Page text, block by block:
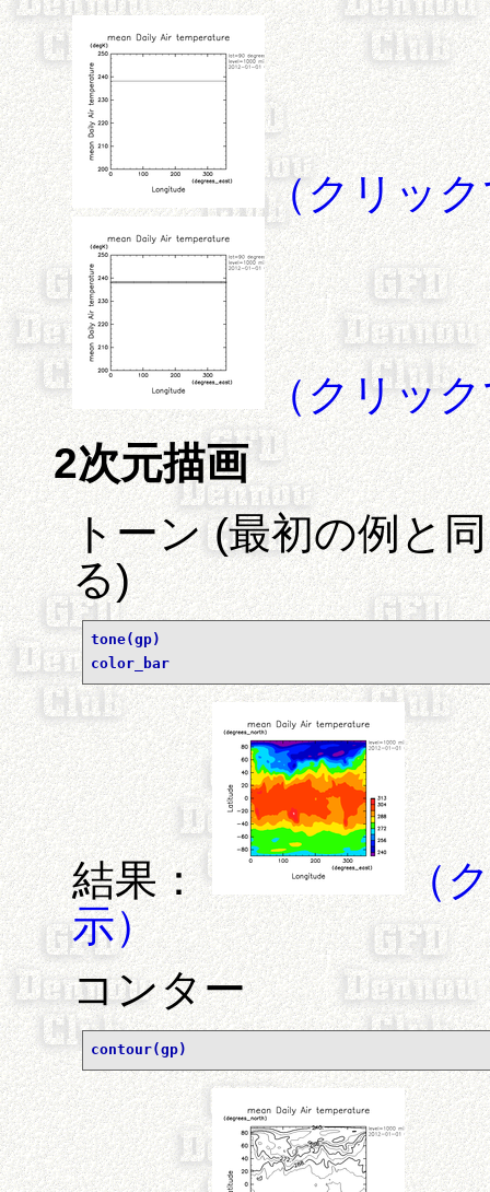
（クリッ
（クリッ
2次元描画
トーン (最初の例と
る)
tone(gp)
color_bar
結果：
（
示）
コンター
contour(gp)